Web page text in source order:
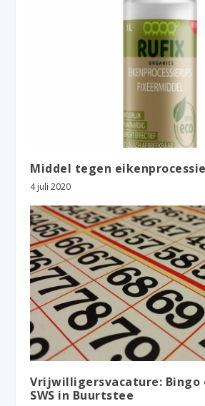
Middel tegen
4 juli 2020
Vrijwilligersvacature: Bingo
SWS in Buurtstee